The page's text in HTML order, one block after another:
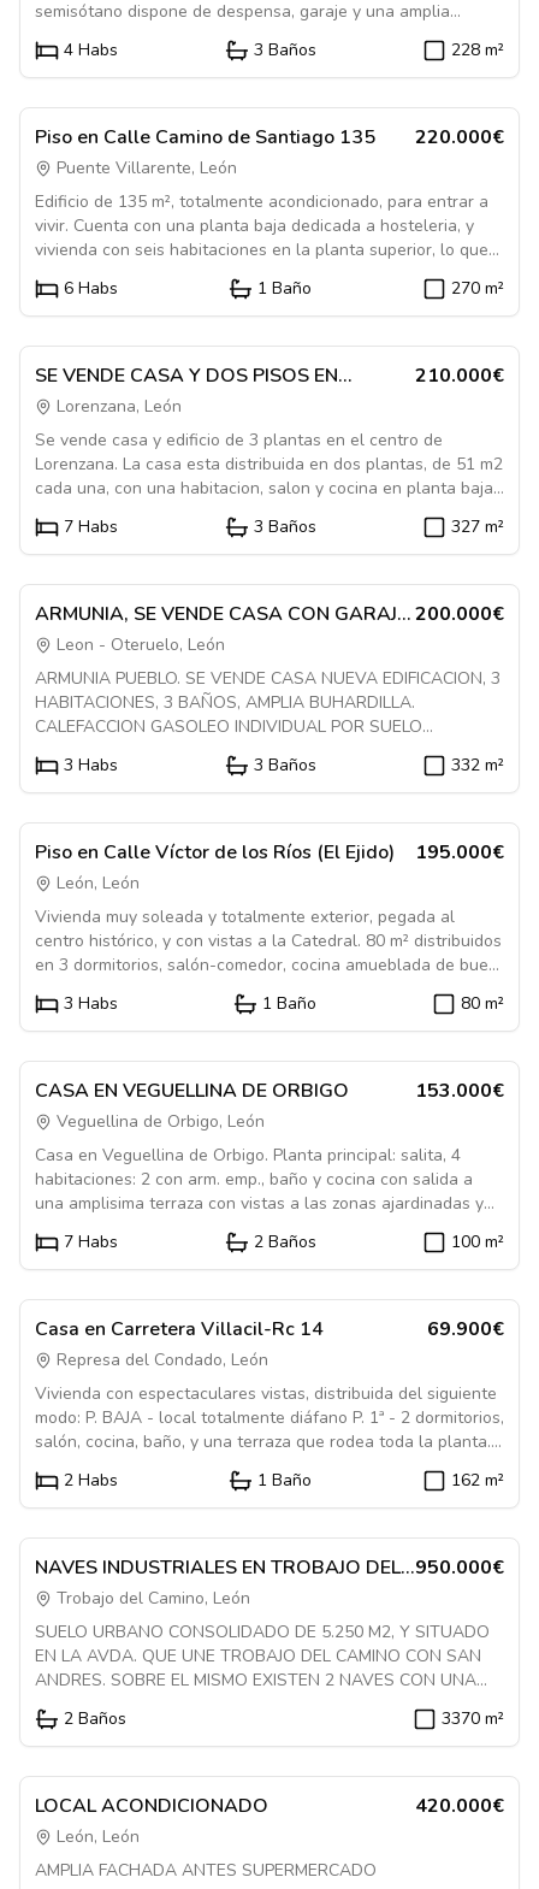
Situada en una zona muy bien comunicada, la vivienda se
encuentra a pocos minutos de todos los servicios
necesarios, como comercios, colegios, transporte público y el
semisótano dispone de despensa, garaje y una amplia
bodega. Tiene un pequeño jardín, desde el que se accede a
la piscina y el resto de zonas comunes.
4 Habs 3 Baños 228 m²
Piso En Venta
Piso en Calle Camino de Santiago 135 220.000€
Puente Villarente, León
Edificio de 135 m², totalmente acondicionado, para entrar a
vivir. Cuenta con una planta baja dedicada a hosteleria, y
vivienda con seis habitaciones en la planta superior, lo que
hace que sea un inmueble muy apropiado para algun
negocio relacionado con el Camino de Santiago. Se ubica en
una finca cercada de 1.100 m², con construcciones
destinadas a garaje y almacen.
6 Habs 1 Baño 270 m²
Casa En Venta
SE VENDE CASA Y DOS PISOS EN
LORENZANA
210.000€
Lorenzana, León
Se vende casa y edificio de 3 plantas en el centro de
Lorenzana. La casa esta distribuida en dos plantas, de 51 m2
cada una, con una habitacion, salon y cocina en planta baja
y tres habitaciones y un baño en planta primera. Necesita
reforma. La casa comparte patio con un edificio de 3 plantas
que se vende junto con la vivienda. El edificio cuenta con un
local en planta baja apto para dos amplias cocheras con
accesos independientes y dos pisos de 75 m2 construidos
cada uno. Los pisos constan de 2 habitaciones, salon,
comedor, cocina y baño. Ambos pisos se encuentran en buen
estado de conservacion.
7 Habs 3 Baños 327 m²
Casa En Venta
ARMUNIA, SE VENDE CASA CON GARAJE
AMPLIO
200.000€
Leon - Oteruelo, León
ARMUNIA PUEBLO. SE VENDE CASA NUEVA EDIFICACION, 3
HABITACIONES, 3 BAÑOS, AMPLIA BUHARDILLA.
CALEFACCION GASOLEO INDIVIDUAL POR SUELO
RADIANTE.
3 Habs 3 Baños 332 m²
Piso En Venta
Piso en Calle Víctor de los Ríos (El Ejido) 195.000€
León, León
Vivienda muy soleada y totalmente exterior, pegada al
centro histórico, y con vistas a la Catedral. 80 m² distribuidos
en 3 dormitorios, salón-comedor, cocina amueblada de buen
tamaño, y baño. Calefacción individual de gas natural.
3 Habs 1 Baño 80 m²
Casa En Venta
CASA EN VEGUELLINA DE ORBIGO 153.000€
Veguellina de Orbigo, León
Casa en Veguellina de Orbigo. Planta principal: salita, 4
habitaciones: 2 con arm. emp., baño y cocina con salida a
una amplisima terraza con vistas a las zonas ajardinadas y
deportivas de Veguellina situadas junto al rio. Planta
semisotano: baño, 3 habitaciones, cocina de verano, garaje
para 2 coches y patio acementado.
7 Habs 2 Baños 100 m²
Casa En Venta
Casa en Carretera Villacil-Rc 14 69.900€
Represa del Condado, León
Vivienda con espectaculares vistas, distribuida del siguiente
modo: P. BAJA - local totalmente diáfano P. 1ª - 2 dormitorios,
salón, cocina, baño, y una terraza que rodea toda la planta.
JARDÍN - con riego automático. Dispone de pozo artesiano.
Ideal para disfrutar de un entorno tranquilo, a pocos
kilómetros de la ciudad.
2 Habs 1 Baño 162 m²
Local En Venta
Destacado
NAVES INDUSTRIALES EN TROBAJO DEL
CAMINO, CON 5.000 M2 DE SUELO
URBANO
950.000€
Trobajo del Camino, León
SUELO URBANO CONSOLIDADO DE 5.250 M2, Y SITUADO
EN LA AVDA. QUE UNE TROBAJO DEL CAMINO CON SAN
ANDRES. SOBRE EL MISMO EXISTEN 2 NAVES CON UNA
SUPERFICIE CONSTRUIDA TOTAL APROXIMADA DE 3.370
M2. LA NAVE DESTINADA A ALMACÉN SE ENCUENTRA
ABIERTA POR TODOS SUS LADOS. LA OTRA ES DE
PLANTA DIAFANA, CON UNA ZONA DE BAÑOS Y OFICINAS.
2 Baños 3370 m²
Local En Venta
LOCAL ACONDICIONADO 420.000€
León, León
AMPLIA FACHADA ANTES SUPERMERCADO